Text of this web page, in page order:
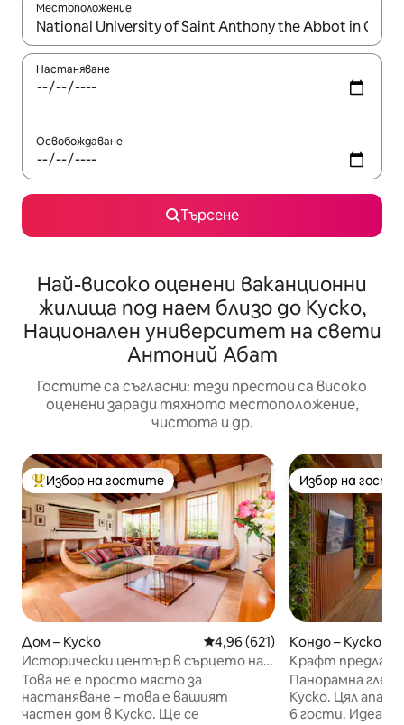
Местоположение
Когато резултатите се покажат, използвайте
Настаняване
Освобождаване
Търсене
Най-високо оценени ваканционни
жилища под наем близо до Куско,
Национален университет на свети
Антоний Абат
Гостите са съгласни: тези престои са високо
оценени заради тяхното местоположение,
чистота и др.
Най-популярен избор на гостите
Избор на гостите
Дом – Куско Средна оценка: 4,96 от 5,
4,96 (621)
Исторически център в сърцето на
Куско ° Балкон и градина
Това не е просто място за
настаняване – това е вашият
частен дом в Куско. Ще се
Избор на
Избор на
Кондо – Куско
Крафт
изглед към града
Панорамна
Куско. Цял
6 гости.